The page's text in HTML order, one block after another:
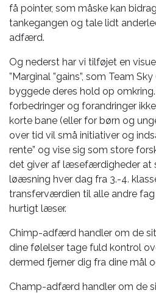
få pointer, som måske kan
tankegangen og tale lidt
adfærd.
Og nederst har vi tilføjet en
”Marginal ”gains”, som Team
byggede deres hold op omkring.
forbedringer og forandringer
korte bane (eller for børn og
over tid vil små initiativer og
rente” og vise sig som store
det giver af læsefærdigheder at
løæsning hver dag fra 3.-4.
transferværdien til alle andre
hurtigt læser.
Chimp-adfærd handler om de
dine følelser tage fuld kontrol
dermed fjerner dig fra dine mål
Champ-adfærd handler om de